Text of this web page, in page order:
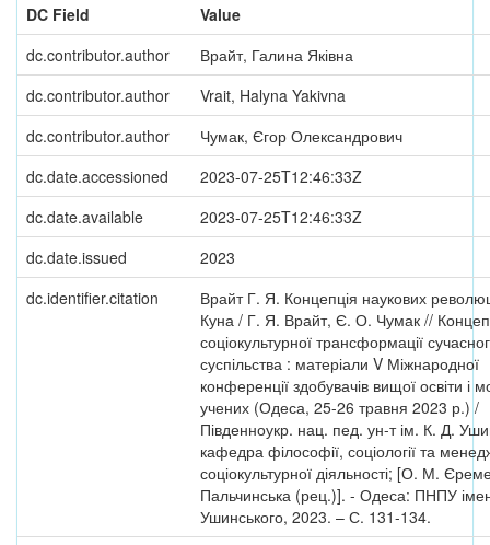
DC Field
Value
dc.contributor.author
Врайт, Галина Яківна
dc.contributor.author
Vrait, Halyna Yakivna
dc.contributor.author
Чумак, Єгор Олександрович
dc.date.accessioned
2023-07-25T12:46:33Z
dc.date.available
2023-07-25T12:46:33Z
dc.date.issued
2023
dc.identifier.citation
Врайт Г. Я. Концепція наукових
Куна / Г. Я. Врайт, Є. О. Чумак //
соціокультурної трансформації
суспільства : матеріали V Міжнародної
конференції здобувачів вищої освіти і
учених (Одеса, 25-26 травня 2023 р.) /
Південноукр. нац. пед. ун-т ім. К. Д.
кафедра філософії, соціології та
соціокультурної діяльності; [О. М.
Пальчинська (рец.)]. - Одеса: ПНПУ
Ушинського, 2023. – С. 131-134.